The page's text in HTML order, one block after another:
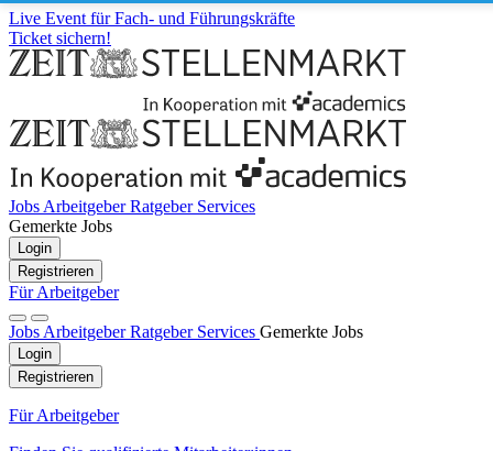
Live Event für Fach- und Führungskräfte
Ticket sichern!
Jobs ArbeitgeberRatgeber Services
Gemerkte Jobs
Login
Registrieren
Für Arbeitgeber
Jobs ArbeitgeberRatgeber Services Gemerkte Jobs
Login
Registrieren
Für Arbeitgeber